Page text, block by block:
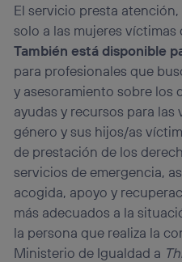
El servicio presta
solo a las mujeres
También está disponible
para profesionales que
y asesoramiento sobre los
ayudas y recursos para
género y sus hijos/as
de prestación de los
servicios de emergencia,
acogida, apoyo y
más adecuados a la
la persona que realiza la
Ministerio de Igualdad a